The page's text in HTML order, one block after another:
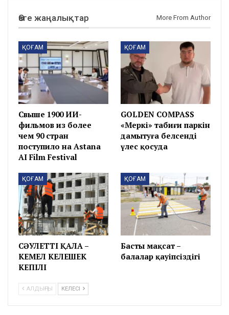
Өзге жаңалықтар More From Author
ҚОҒАМ
Свыше 1900 ИИ-
фильмов из более
чем 90 стран
поступило на Astana
AI Film Festival
ҚОҒАМ
GOLDEN COMPASS
«Меркі» табиғи паркін
дамытуға белсенді
үлес қосуда
ҚОҒАМ
СӘУЛЕТТІ ҚАЛА –
КЕМЕЛ КЕЛЕШЕК
КЕПІЛІ
ҚОҒАМ
Басты мақсат –
балалар қауіпсіздігі
АЛДЫҢҒЫ КЕЛЕСІ